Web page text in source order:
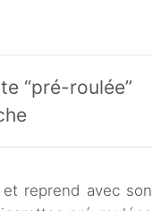
“pré-roulée”
reprend avec son